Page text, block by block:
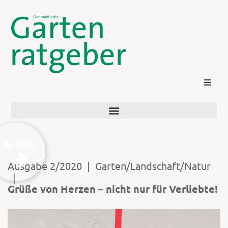
Kontakt
Ausgabe 2/2020 | Garten/Landschaft/Natur
|
Grüße von Herzen – nicht nur für Verliebte!